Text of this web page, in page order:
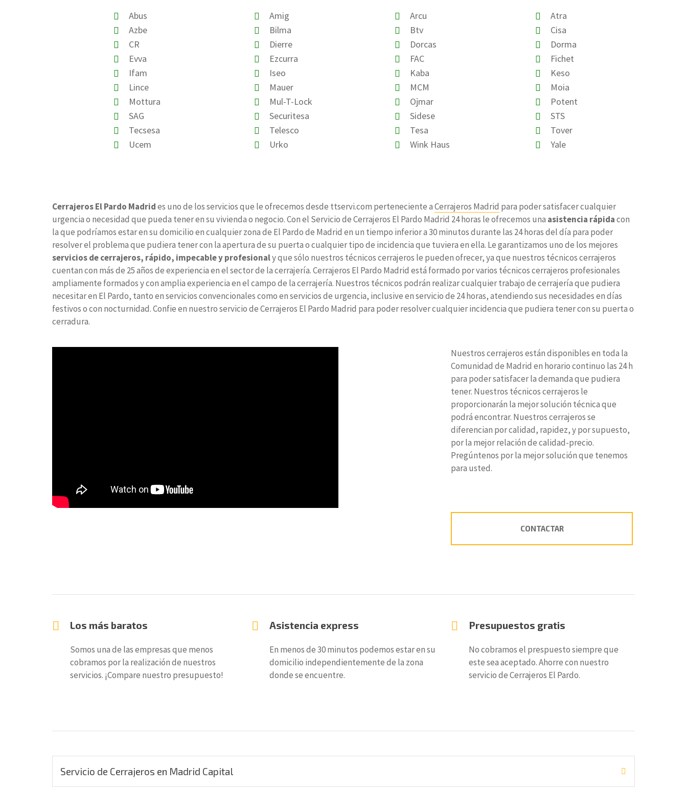
Abus Amig Arcu
Atra
Azbe
Bilma Btv
Cisa
CR
Dierre Dorcas
Dorma
Evva
Ezcurra FAC
Fichet
Ifam
Iseo Kaba
Keso
Lince
Mauer MCM
Moia
Mottura
Mul-T-Lock Ojmar
Potent
SAG
Securitesa Sidese
STS
Tecsesa
Telesco Tesa
Tover
Ucem
Urko Wink Haus Yale
Cerrajeros El Pardo Madrides uno de los servicios que le ofrecemos desde ttservi.com perteneciente aCerrajeros Madrid para poder satisfacer cualquier
urgencia o necesidad que pueda tener en su vivienda o negocio. Con el Servicio de Cerrajeros El Pardo Madrid 24 horas le ofrecemos una asistencia rápidacon
la que podríamos estar en su domicilio en cualquier zona de El Pardo de Madrid en un tiempo inferior a 30 minutos durante las 24 horas del día para poder
resolver el problema que pudiera tener con la apertura de su puerta o cualquier tipo de incidencia que tuviera en ella. Le garantizamos uno de los mejores
servicios de cerrajeros, rápido, impecable y profesionaly que sólo nuestros técnicos cerrajeros le pueden ofrecer, ya que nuestros técnicos cerrajeros
cuentan con más de 25 años de experiencia en el sector de la cerrajería. Cerrajeros El Pardo Madrid está formado por varios técnicos cerrajeros profesionales
ampliamente formados y con amplia experiencia en el campo de la cerrajería. Nuestros técnicos podrán realizar cualquier trabajo de cerrajería que pudiera
necesitar en El Pardo, tanto en servicios convencionales como en servicios de urgencia, inclusive en servicio de 24 horas, atendiendo sus necesidades en días
festivos o con nocturnidad. Confie en nuestro servicio de Cerrajeros El Pardo Madrid para poder resolver cualquier incidencia que pudiera tener con su puerta o
cerradura.
Nuestros cerrajeros están disponibles en toda la
Comunidad de Madrid en horario continuo las 24 h
para poder satisfacer la demanda que pudiera
tener. Nuestros técnicos cerrajeros le
proporcionarán la mejor solución técnica que
podrá encontrar. Nuestros cerrajeros se
diferencian por calidad, rapidez, y por supuesto,
por la mejor relación de calidad-precio.
Pregúntenos por la mejor solución que tenemos
para usted.
CONTACTAR
Los más baratos
Somos una de las empresas que menos
cobramos por la realización de nuestros
servicios. ¡Compare nuestro presupuesto!
Asistencia express
En menos de 30 minutos podemos estar en su
domicilio independientemente de la zona
donde se encuentre.
Presupuestos gratis
No cobramos el prespuesto siempre que
este sea aceptado. Ahorre con nuestro
servicio de Cerrajeros El Pardo.
Servicio de Cerrajeros en Madrid Capital